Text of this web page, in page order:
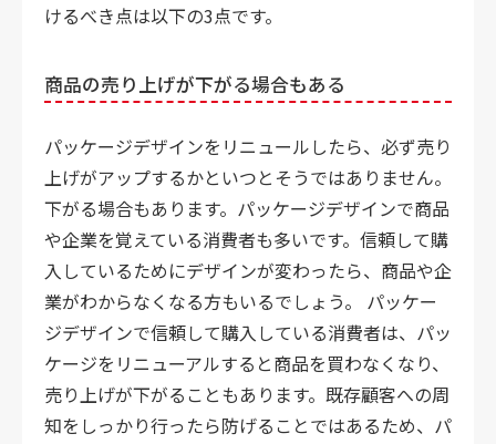
けるべき点は以下の3点です。
商品の売り上げが下がる場合もある
パッケージデザインをリニュールしたら、必ず売り
上げがアップするかといつとそうではありません。
下がる場合もあります。パッケージデザインで商品
や企業を覚えている消費者も多いです。信頼して購
入しているためにデザインが変わったら、商品や企
業がわからなくなる方もいるでしょう。 パッケー
ジデザインで信頼して購入している消費者は、パッ
ケージをリニューアルすると商品を買わなくなり、
売り上げが下がることもあります。既存顧客への周
知をしっかり行ったら防げることではあるため、パ